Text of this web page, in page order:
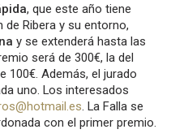
, que este año tiene
Ribera y su entorno,
y se extenderá hasta las
será de 300€, la del
100€. Además, el jurado
uno. Los interesados
. La Falla se
con el primer premio.